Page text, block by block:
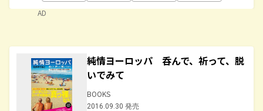
AD
純情ヨーロッパ 呑んで、祈って、脱
いでみて
BOOKS
2016.09.30 発売